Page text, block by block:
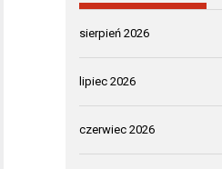
sierpień 2026
lipiec 2026
czerwiec 2026